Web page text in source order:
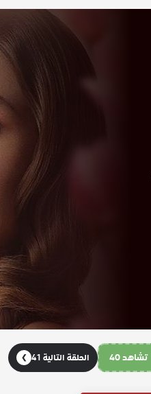
تشاهد 40 الحلقة التالية 41 ❯